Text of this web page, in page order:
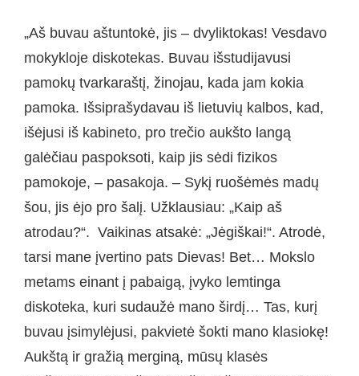
„Aš buvau aštuntokė, jis – dvyliktokas! Vesdavo
mokykloje diskotekas. Buvau išstudijavusi
pamokų tvarkaraštį, žinojau, kada jam kokia
pamoka. Išsiprašydavau iš lietuvių kalbos, kad,
išėjusi iš kabineto, pro trečio aukšto langą
galėčiau paspoksoti, kaip jis sėdi fizikos
pamokoje, – pasakoja. – Sykį ruošėmės madų
šou, jis ėjo pro šalį. Užklausiau: „Kaip aš
atrodau?“. Vaikinas atsakė: „Jėgiškai!“. Atrodė,
tarsi mane įvertino pats Dievas! Bet… Mokslo
metams einant į pabaigą, įvyko lemtinga
diskoteka, kuri sudaužė mano širdį… Tas, kurį
buvau įsimylėjusi, pakvietė šokti mano klasiokę!
Aukštą ir gražią merginą, mūsų klasės